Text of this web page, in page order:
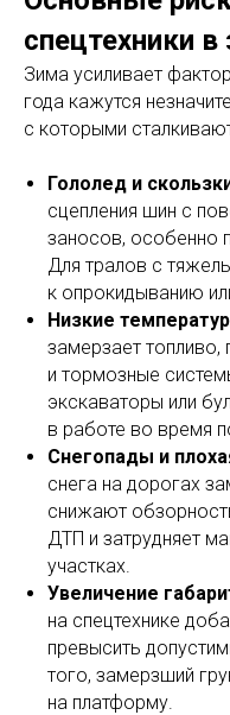
спецтехники
Зима усиливает
года кажутся
с которыми
Гололед и
сцепления шин с
заносов, особенно
Для тралов с
к опрокидыванию
Низкие
замерзает топливо,
и тормозные
экскаваторы или
в работе во время
Снегопады и
снега на дорогах
снижают
ДТП и затрудняет
участках.
Увеличение
на спецтехнике
превысить
того, замерзший
на платформу.